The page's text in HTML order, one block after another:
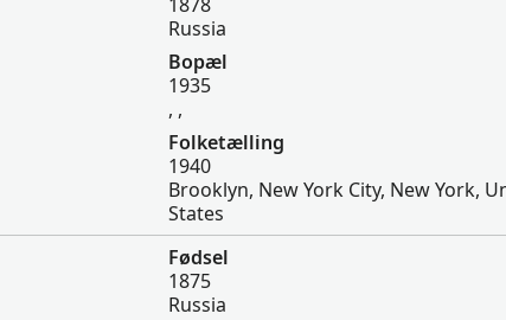
Russia
Bopæl
1935
, ,
Folketælling
1940
Brooklyn, New York City, New York,
States
Fødsel
1875
Russia